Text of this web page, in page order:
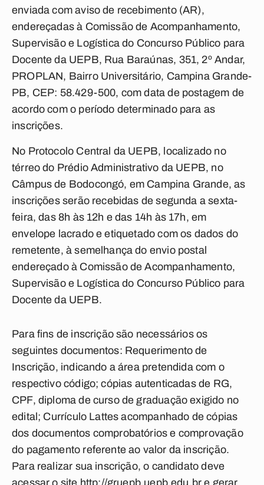
enviada com aviso de recebimento (AR),
endereçadas à Comissão de Acompanhamento,
Supervisão e Logística do Concurso Público para
Docente da UEPB, Rua Baraúnas, 351, 2º Andar,
PROPLAN, Bairro Universitário, Campina Grande-
PB, CEP: 58.429-500, com data de postagem de
acordo com o período determinado para as
inscrições.
No Protocolo Central da UEPB, localizado no
térreo do Prédio Administrativo da UEPB, no
Câmpus de Bodocongó, em Campina Grande, as
inscrições serão recebidas de segunda a sexta-
feira, das 8h às 12h e das 14h às 17h, em
envelope lacrado e etiquetado com os dados do
remetente, à semelhança do envio postal
endereçado à Comissão de Acompanhamento,
Supervisão e Logística do Concurso Público para
Docente da UEPB.
Para fins de inscrição são necessários os
seguintes documentos: Requerimento de
Inscrição, indicando a área pretendida com o
respectivo código; cópias autenticadas de RG,
CPF, diploma de curso de graduação exigido no
edital; Currículo Lattes acompanhado de cópias
dos documentos comprobatórios e comprovação
do pagamento referente ao valor da inscrição.
Para realizar sua inscrição, o candidato deve
acessar o site http://gruepb.uepb.edu.br e gerar